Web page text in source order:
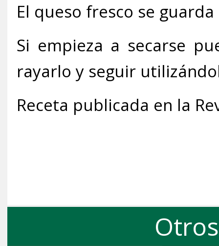
El queso fresco se
Si empieza a secarse
rayarlo y seguir
Receta publicada en la